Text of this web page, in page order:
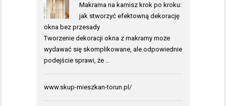
Makrama na karnisz krok po kroku:
jak stworzyć efektowną dekorację
okna bez przesady
Tworzenie dekoracji okna z makramy może
wydawać się skomplikowane, ale odpowiednie
podejście sprawi, że …
www.skup-mieszkan-torun.pl/